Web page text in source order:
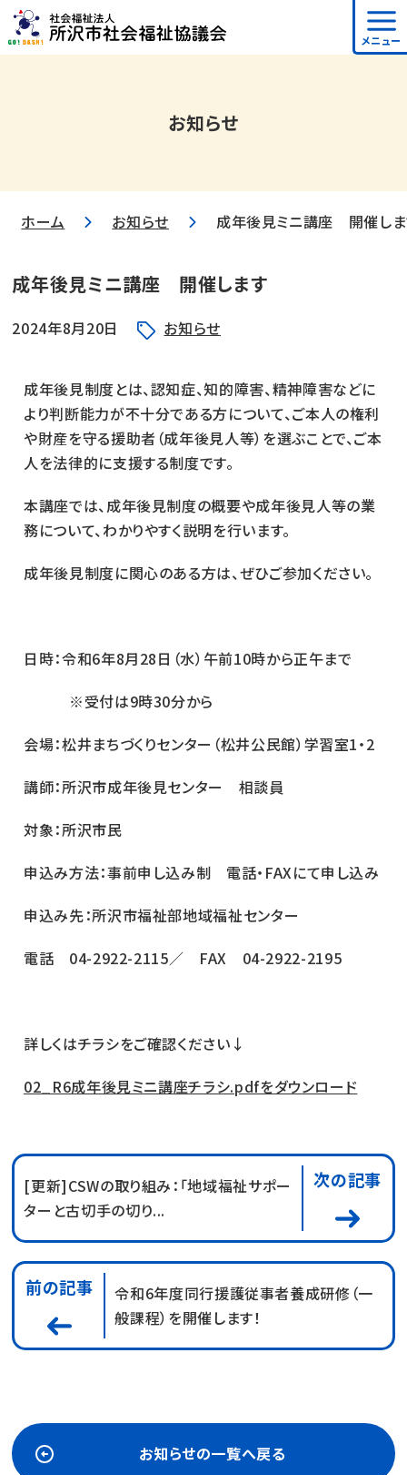
メニュー
お知らせ
ホーム お知らせ 成年後見ミニ講座 開催し
成年後見ミニ講座 開催します
2024年8月20日 お知らせ
成年後見制度とは、認知症、知的障害、精神障害などに
より判断能力が不十分である方について、ご本人の権利
や財産を守る援助者（成年後見人等）を選ぶことで、ご本
人を法律的に支援する制度です。
本講座では、成年後見制度の概要や成年後見人等の業
務について、わかりやすく説明を行います。
成年後見制度に関心のある方は、ぜひご参加ください。
日時：令和6年8月28日（水）午前10時から正午まで
※受付は9時30分から
会場：松井まちづくりセンター（松井公民館）学習室1・2
講師：所沢市成年後見センター 相談員
対象：所沢市民
申込み方法：事前申し込み制 電話・FAXにて申し込み
申込み先：所沢市福祉部地域福祉センター
電話 04-2922-2115／ FAX 04-2922-2195
詳しくはチラシをご確認ください↓
02_R6成年後見ミニ講座チラシ.pdfをダウンロード
前の記事
令和6年度同行援護従事者養成研修（一
般課程）を開催します！
[更新]CSWの取り組み：「地域福祉サポー
ターと古切手の切り...
次の記事
お知らせの一覧へ戻る